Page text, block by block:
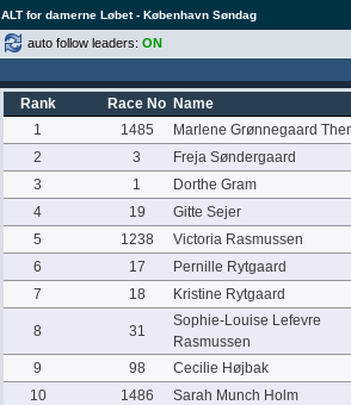
ALT for damerne Løbet - København Søndag
auto follow leaders: ON
Rank Race No Name
1
1485
Marlene Grønnegaard
2
3
Freja Søndergaard
3
1
Dorthe Gram
4
19
Gitte Sejer
5
1238
Victoria Rasmussen
6
17
Pernille Rytgaard
7
18 Kristine Rytgaard
8 31
Sophie-Louise Lefevre
Rasmussen
9
98
Cecilie Højbak
10
1486 Sarah Munch Holm